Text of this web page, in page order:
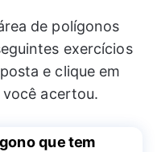
de polígonos
exercícios
e clique em
acertou.
que tem